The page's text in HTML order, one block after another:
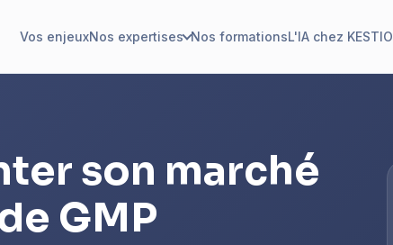
Vos enjeuxNos expertises Nos formationsL'IA chez KESTIO
son marché
GMP